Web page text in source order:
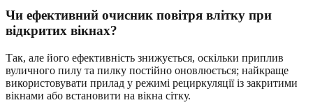
Чи ефективний очисник повітря влітку при
відкритих вікнах?
Так, але його ефективність знижується, оскільки приплив
вуличного пилу та пилку постійно оновлюється; найкраще
використовувати прилад у режимі рециркуляції із закритими
вікнами або встановити на вікна сітку.